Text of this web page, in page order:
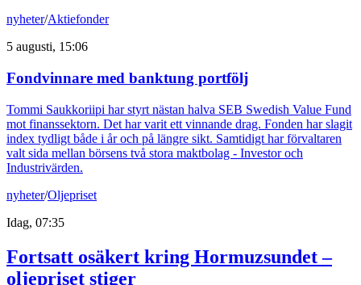
nyheter/Aktiefonder
5 augusti, 15:06
Fondvinnare med banktung portfölj
Tommi Saukkoriipi har styrt nästan halva SEB Swedish Value Fund
mot finanssektorn. Det har varit ett vinnande drag. Fonden har slagit
index tydligt både i år och på längre sikt. Samtidigt har förvaltaren
valt sida mellan börsens två stora maktbolag - Investor och
Industrivärden.
nyheter/Oljepriset
Idag, 07:35
Fortsatt osäkert kring Hormuzsundet –
oljepriset stiger